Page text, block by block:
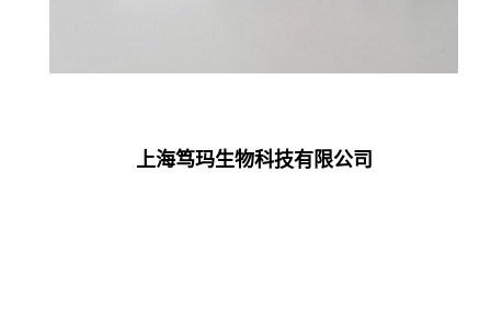
上海笃玛生物科技有限公司